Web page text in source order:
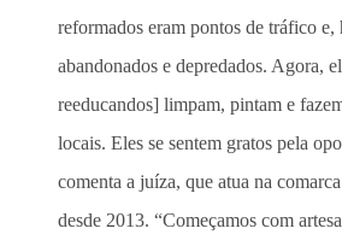
reformados eram pontos de tráfico e,
abandonados e depredados. Agora,
reeducandos] limpam, pintam e
locais. Eles se sentem gratos pela
comenta a juíza, que atua na
desde 2013. “Começamos com